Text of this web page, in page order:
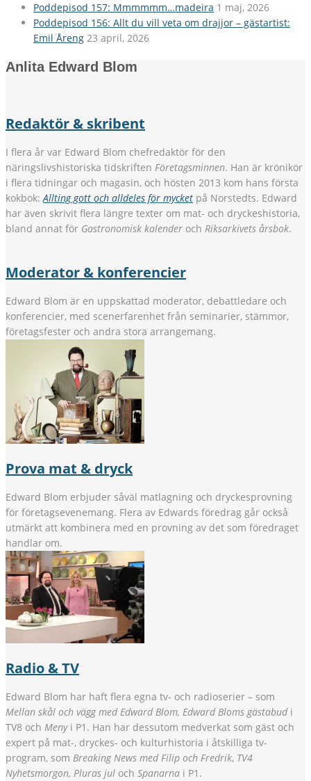
Poddepisod 157: Mmmmmm…madeira 1 maj, 2026
Poddepisod 156: Allt du vill veta om drajjor – gästartist:
Emil Åreng 23 april, 2026
Anlita Edward Blom
Redaktör & skribent
I flera år var Edward Blom chefredaktör för den
näringslivshistoriska tidskriften Företagsminnen. Han är krönikör
i flera tidningar och magasin, och hösten 2013 kom hans första
kokbok:Allting gott och alldeles för mycket på Norstedts. Edward
har även skrivit flera längre texter om mat- och dryckeshistoria,
bland annat för Gastronomisk kalender och Riksarkivets årsbok.
Moderator & konferencier
Edward Blom är en uppskattad moderator, debattledare och
konferencier, med scenerfarenhet från seminarier, stämmor,
företagsfester och andra stora arrangemang.
Prova mat & dryck
Edward Blom erbjuder såväl matlagning och dryckesprovning
för företagsevenemang. Flera av Edwards föredrag går också
utmärkt att kombinera med en provning av det som föredraget
handlar om.
Radio & TV
Edward Blom har haft flera egna tv- och radioserier – som
Mellan skål och vägg med Edward Blom, Edward Bloms gästabud i
TV8 och Menyi P1. Han har dessutom medverkat som gäst och
expert på mat-, dryckes- och kulturhistoria i åtskilliga tv-
program, som Breaking News med Filip och Fredrik, TV4
Nyhetsmorgon, Pluras jul och Spanarna i P1.